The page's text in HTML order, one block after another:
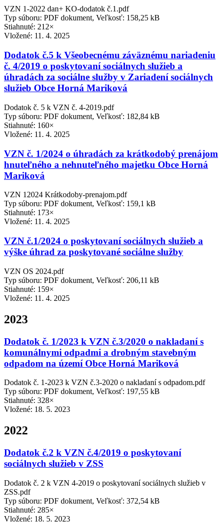
VZN 1-2022 dan+ KO-dodatok č.1.pdf
Typ súboru: PDF dokument, Veľkosť: 158,25 kB
Stiahnuté: 212×
Vložené: 11. 4. 2025
Dodatok č.5 k Všeobecnému záväznému nariadeniu
č. 4/2019 o poskytovaní sociálnych služieb a
úhradách za sociálne služby v Zariadení sociálnych
služieb Obce Horná Mariková
Dodatok č. 5 k VZN č. 4-2019.pdf
Typ súboru: PDF dokument, Veľkosť: 182,84 kB
Stiahnuté: 160×
Vložené: 11. 4. 2025
VZN č. 1/2024 o úhradách za krátkodobý prenájom
hnuteľného a nehnuteľného majetku Obce Horná
Mariková
VZN 12024 Krátkodoby-prenajom.pdf
Typ súboru: PDF dokument, Veľkosť: 159,1 kB
Stiahnuté: 173×
Vložené: 11. 4. 2025
VZN č.1/2024 o poskytovaní sociálnych služieb a
výške úhrad za poskytované sociálne služby
VZN OS 2024.pdf
Typ súboru: PDF dokument, Veľkosť: 206,11 kB
Stiahnuté: 159×
Vložené: 11. 4. 2025
2023
Dodatok č. 1/2023 k VZN č.3/2020 o nakladaní s
komunálnymi odpadmi a drobným stavebným
odpadom na území Obce Horná Mariková
Dodatok č. 1-2023 k VZN č.3-2020 o nakladaní s odpadom.pdf
Typ súboru: PDF dokument, Veľkosť: 197,55 kB
Stiahnuté: 328×
Vložené: 18. 5. 2023
2022
Dodatok č.2 k VZN č.4/2019 o poskytovaní
sociálnych služieb v ZSS
Dodatok č. 2 k VZN 4-2019 o poskytovaní sociálnych služieb v
ZSS.pdf
Typ súboru: PDF dokument, Veľkosť: 372,54 kB
Stiahnuté: 285×
Vložené: 18. 5. 2023